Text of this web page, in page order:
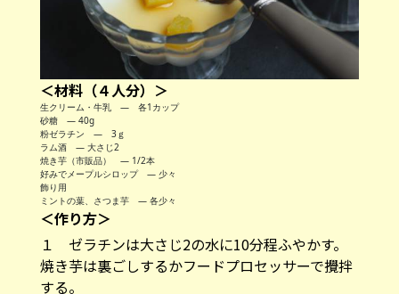
＜材料（４人分）＞
生クリーム・牛乳 — 各1カップ
砂糖 ― 40g
粉ゼラチン — 3ｇ
ラム酒 ― 大さじ2
焼き芋（市販品） ― 1/2本
好みでメープルシロップ ― 少々
飾り用
ミントの葉、さつま芋 ― 各少々
＜作り方＞
１ ゼラチンは大さじ2の水に10分程ふやかす。
焼き芋は裏ごしするかフードプロセッサーで攪拌
する。